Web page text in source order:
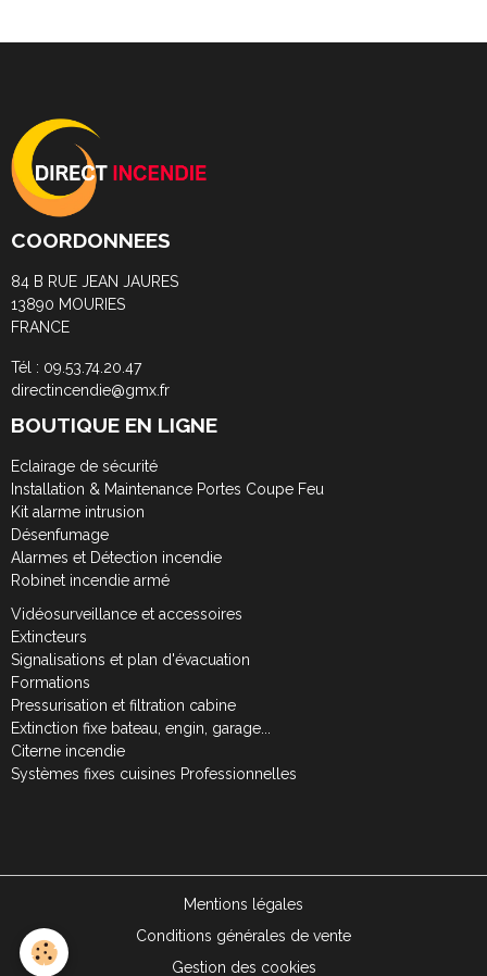
COORDONNEES
84 B RUE JEAN JAURES
13890 MOURIES
FRANCE
Tél : 09.53.74.20.47
directincendie@gmx.fr
BOUTIQUE EN LIGNE
Eclairage de sécurité
Installation & Maintenance Portes Coupe Feu
Kit alarme intrusion
Désenfumage
Alarmes et Détection incendie
Robinet incendie armé
Vidéosurveillance et accessoires
Extincteurs
Signalisations et plan d'évacuation
Formations
Pressurisation et filtration cabine
Extinction fixe bateau, engin, garage...
Citerne incendie
Systèmes fixes cuisines Professionnelles
Mentions légales
Conditions générales de vente
Gestion des cookies